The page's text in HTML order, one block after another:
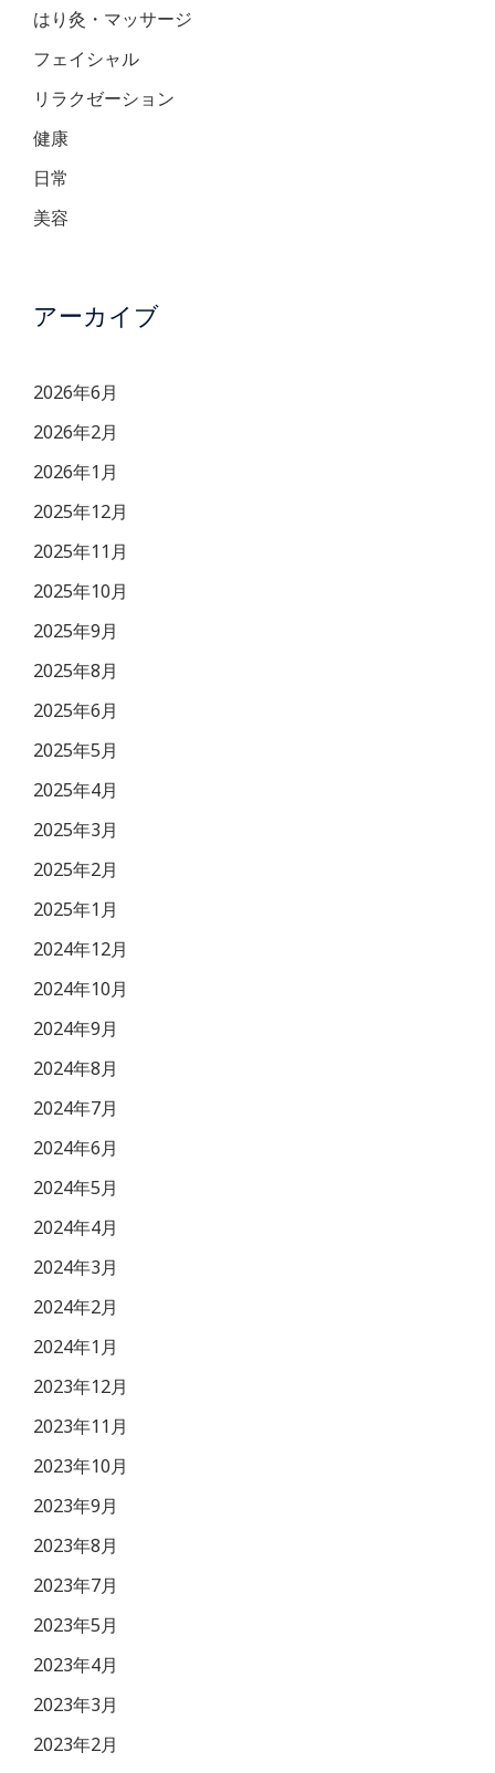
はり灸・マッサージ
フェイシャル
リラクゼーション
健康
日常
美容
アーカイブ
2026年6月
2026年2月
2026年1月
2025年12月
2025年11月
2025年10月
2025年9月
2025年8月
2025年6月
2025年5月
2025年4月
2025年3月
2025年2月
2025年1月
2024年12月
2024年10月
2024年9月
2024年8月
2024年7月
2024年6月
2024年5月
2024年4月
2024年3月
2024年2月
2024年1月
2023年12月
2023年11月
2023年10月
2023年9月
2023年8月
2023年7月
2023年5月
2023年4月
2023年3月
2023年2月